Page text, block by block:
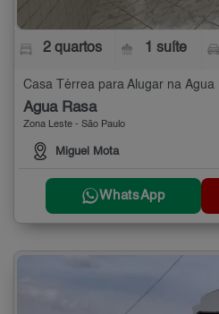
2 quartos 1 suíte
Casa Térrea para Alugar na
Água Rasa
Zona Leste - São Paulo
Miguel Mota
WhatsApp